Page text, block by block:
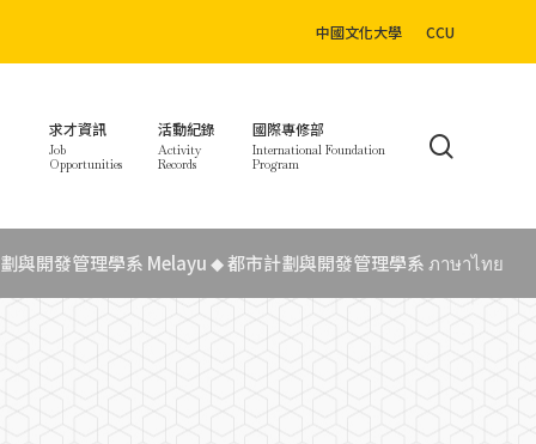
中國文化大學 CCU
求才資訊
Job
Opportunities
活動紀錄
Activity
Records
國際專修部
International Foundation
Program
與開發管理學系 Melayu ◆都市計劃與開發管理學系 ภาษาไทย